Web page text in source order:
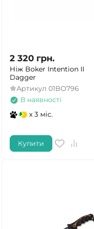
2 320 грн.
Ніж Boker Intention II
Dagger
Артикул 01BO796
В наявності
x 3 міс.
Купити